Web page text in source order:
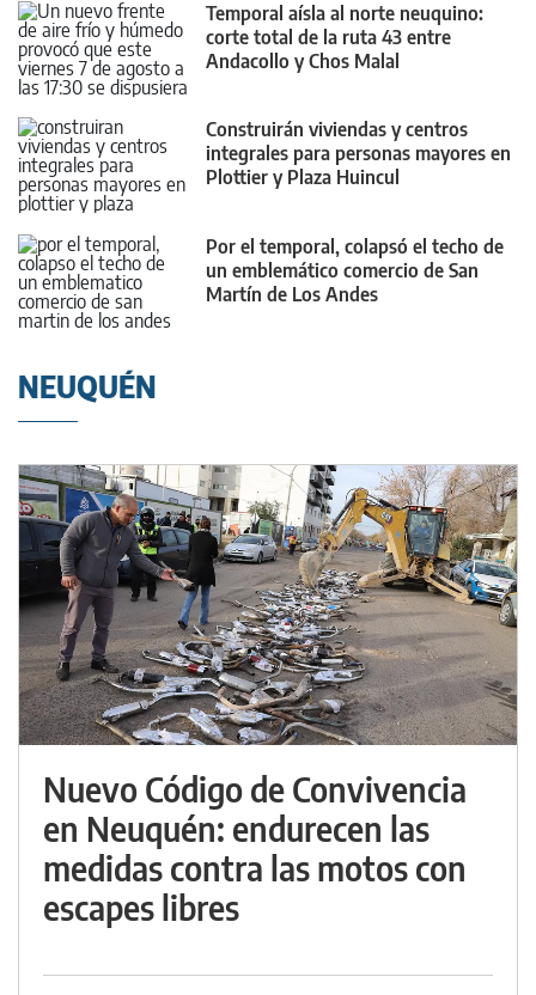
Temporal aísla al norte neuquino:
corte total de la ruta 43 entre
Andacollo y Chos Malal
Construirán viviendas y centros
integrales para personas mayores en
Plottier y Plaza Huincul
Por el temporal, colapsó el techo de
un emblemático comercio de San
Martín de Los Andes
NEUQUÉN
Nuevo Código de Convivencia
en Neuquén: endurecen las
medidas contra las motos con
escapes libres